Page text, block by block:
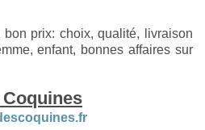
prix: choix, qualité, livraison
enfant, bonnes affaires sur